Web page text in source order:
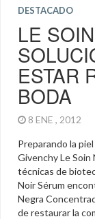
DESTACADO
LE
ESTAR
BODA
8 ENE , 2012
Preparando la
Givenchy Le Soin
técnicas de
Noir Sérum
Negra
de restaurar la